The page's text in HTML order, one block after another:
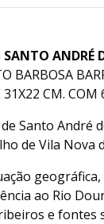
SANTO ANDRÉ
BARBOSA
CM. COM
Santo André
de Vila Nova
ao Rio
e